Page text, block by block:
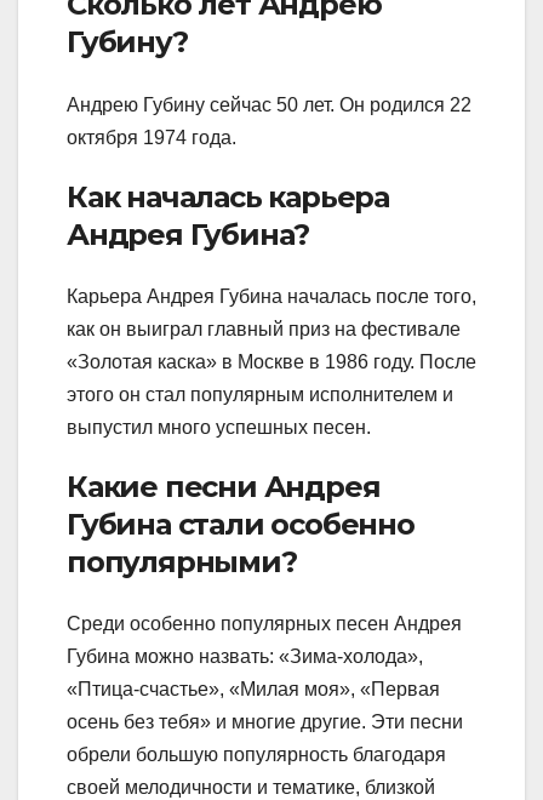
Губину?
Андрею Губину сейчас 50 лет. Он родился 22
октября 1974 года.
Как началась карьера
Андрея Губина?
Карьера Андрея Губина началась после того,
как он выиграл главный приз на фестивале
«Золотая каска» в Москве в 1986 году. После
этого он стал популярным исполнителем и
выпустил много успешных песен.
Какие песни Андрея
Губина стали особенно
популярными?
Среди особенно популярных песен Андрея
Губина можно назвать: «Зима-холода»,
«Птица-счастье», «Милая моя», «Первая
осень без тебя» и многие другие. Эти песни
обрели большую популярность благодаря
своей мелодичности и тематике, близкой